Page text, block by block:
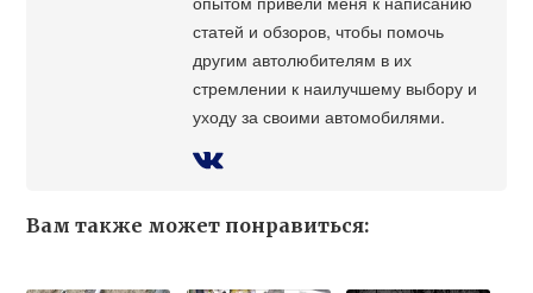
статей и обзоров, чтобы помочь
другим автолюбителям в их
стремлении к наилучшему выбору и
уходу за своими автомобилями.
Вам также может понравиться: